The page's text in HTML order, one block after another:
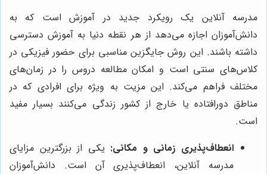
مدرسه آنلاین یک رویکرد جدید در آموزش است که به
دانش‌آموزان اجازه می‌دهد از هر نقطه دنیا به آموزش دسترسی
داشته باشند. این روش جایگزین مناسبی برای حضور فیزیکی در
کلاس‌های سنتی است و امکان مطالعه دروس را در زمان‌های
مختلف فراهم می‌کند. این مزیت به ویژه برای افرادی که در
مناطق دورافتاده یا خارج از کشور زندگی می‌کنند بسیار مفید
است.
انعطاف‌پذیری زمانی و مکانی: یکی از بزرگترین مزایای
مدرسه آنلاین، انعطاف‌پذیری آن است. دانش‌آموزان